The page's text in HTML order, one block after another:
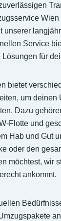
unserer
Service
für
bietet
um deinen
Dazu
Flotte und
Hab und Gut
oder den
möchtest, wir
ankommt.